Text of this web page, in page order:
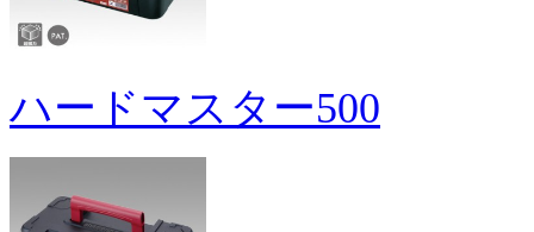
ハードマスター500